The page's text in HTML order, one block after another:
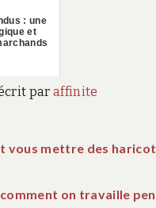
: une
et
par affinite
vous mettre des
on travaille